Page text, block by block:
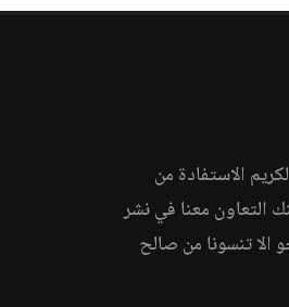
الاستفادة من
التعاون معنا في نشر
الا تنسونا من صالح